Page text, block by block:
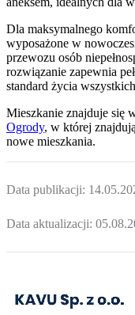
Dla maksymalnego
wyposażone w
przewozu osób
rozwiązanie zapewnia
standard życia
Mieszkanie znajduje się
Ogrody, w której znajdują
nowe mieszkania.
Data publikacji:
Data aktualizacji: